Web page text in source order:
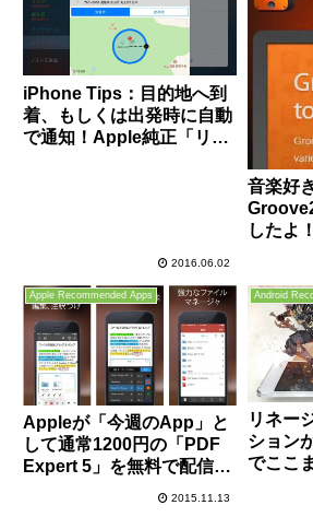
iPhone Tips：目的地へ到
着、もしくは出発時に自動
で通知！Apple純正「リマ
2016.06.02
音楽好
したよ
Apple Recommended Apps
Appleが「今週のApp」と
して通常1200円の「PDF
Expert 5」を無料で配信
2015.11.13
Android
リネー
ション
でここ